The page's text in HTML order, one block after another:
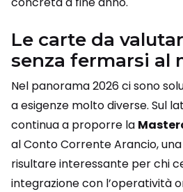
Le carte da
senza fermarsi al
Nel panorama 2026 ci sono
a esigenze molto diverse. Sul
continua a proporre la
al Conto Corrente Arancio,
risultare interessante per chi
integrazione con l’operatività